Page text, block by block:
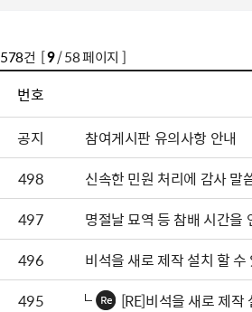
578건 [9/ 58 페이지 ]
번호
공지
참여게시판 유의사항 안내
498
신속한 민원 처리에 감사 말
497
명절날 묘역 등 참배 시간을
496
비석을 새로 제작 설치 할 수
495
[RE]비석을 새로 제작